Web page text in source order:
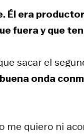
Él era
fuera y que
sacar el
onda
me quiero ni